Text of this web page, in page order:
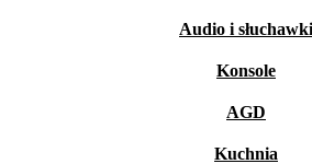
Audio i słuchawki
Konsole
AGD
Kuchnia